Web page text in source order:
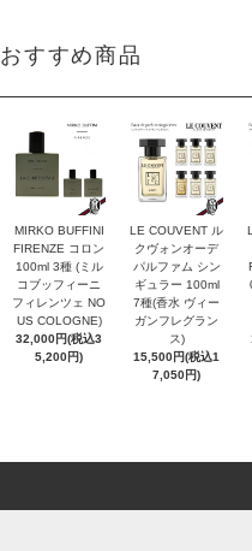
おすすめ商品
MIRKO BUFFINI
FIRENZE コロン
100ml 3種 (ミル
コブッフィーニ
フィレンツェ NO
US COLOGNE)
32,000円(税込3
5,200円)
LE COUVENT ル
クヴォンオーデ
パルファム シン
ギュラー 100ml
7種(香水 ヴィー
ガンフレグラン
ス)
15,500円(税込1
7,050円)